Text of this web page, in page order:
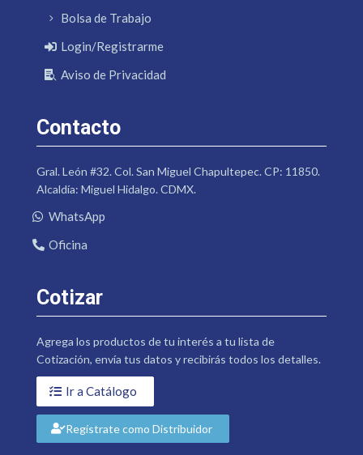
Bolsa de Trabajo
Login/Registrarme
Aviso de Privacidad
Contacto
Gral. León #32. Col. San Miguel Chapultepec. CP: 11850.
Alcaldía: Miguel Hidalgo. CDMX.
WhatsApp
Oficina
Cotizar
Agrega los productos de tu interés a tu lista de
Cotización, envía tus datos y recibirás todos los detalles.
Ir a Catálogo
Regístrate como Distribuidor